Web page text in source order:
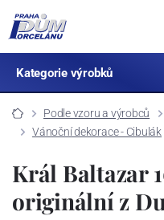
Kategorie výrobků
Podle vzoru a výrobců
Vánoční dekorace - Cibulák
Král Baltazar
originální z